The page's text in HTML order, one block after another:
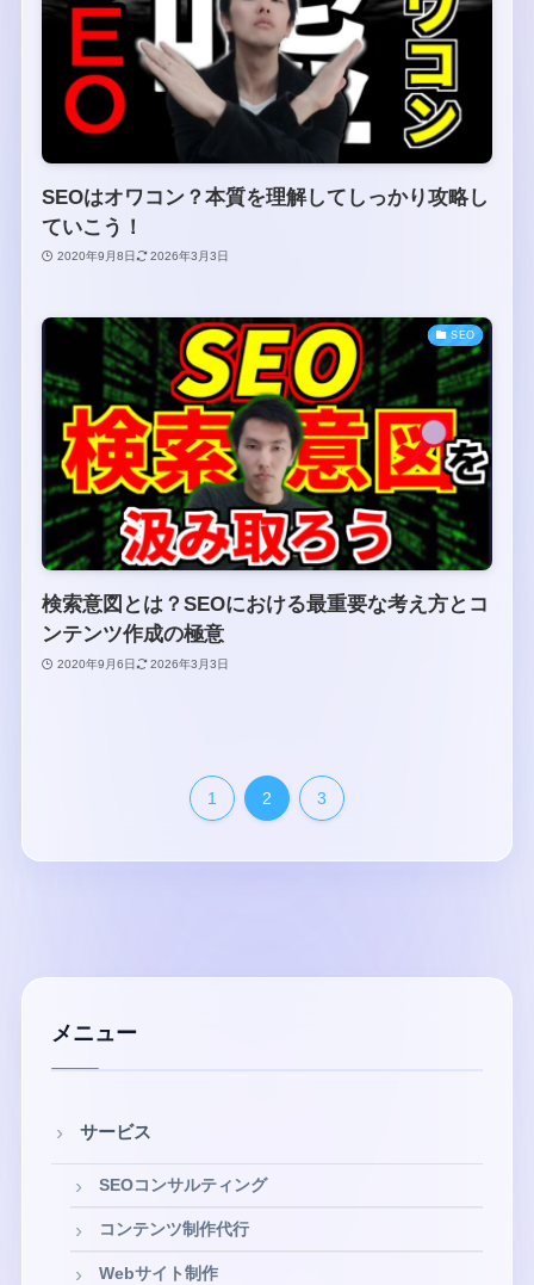
SEOはオワコン？本質を理解してしっかり攻略し
ていこう！
2020年9月8日 2026年3月3日
SEO
検索意図とは？SEOにおける最重要な考え方とコ
ンテンツ作成の極意
2020年9月6日 2026年3月3日
1 2 3
メニュー
サービス
SEOコンサルティング
コンテンツ制作代行
Webサイト制作